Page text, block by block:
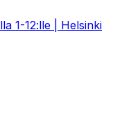
1-12:lle | Helsinki